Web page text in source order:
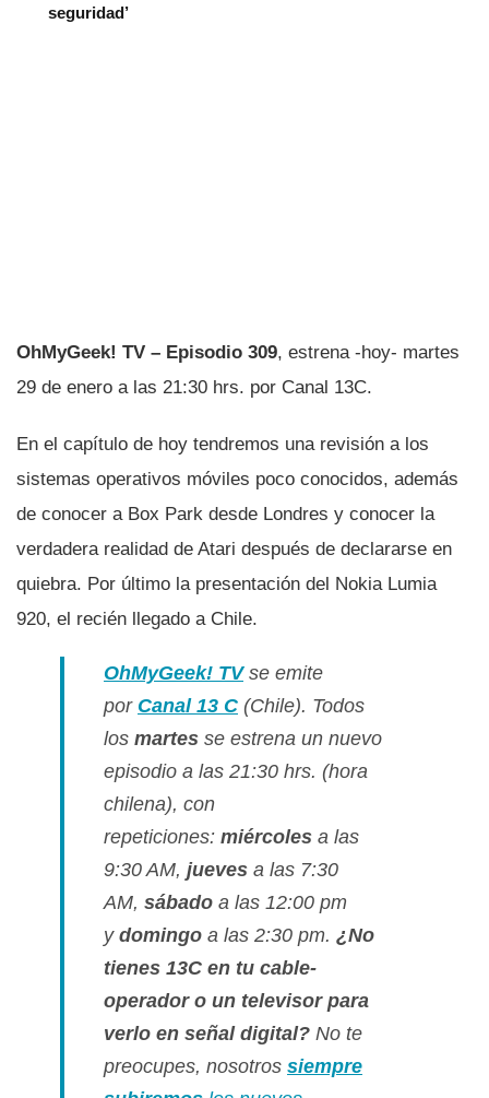
seguridad’
OhMyGeek! TV – Episodio 309, estrena -hoy- martes
29 de enero a las 21:30 hrs. por Canal 13C.
En el capí­tulo de hoy tendremos una revisión a los
sistemas operativos móviles poco conocidos, además
de conocer a Box Park desde Londres y conocer la
verdadera realidad de Atari después de declararse en
quiebra. Por último la presentación del Nokia Lumia
920, el recién llegado a Chile.
OhMyGeek! TVse emite
por Canal 13 C (Chile). Todos
los martes se estrena un nuevo
episodio a las 21:30 hrs. (hora
chilena), con
repeticiones: miércoles a las
9:30 AM, jueves a las 7:30
AM, sábado a las 12:00 pm
y domingo a las 2:30 pm. ¿No
tienes 13C en tu cable-
operador o un televisor para
verlo en señal digital? No te
preocupes, nosotros siempre